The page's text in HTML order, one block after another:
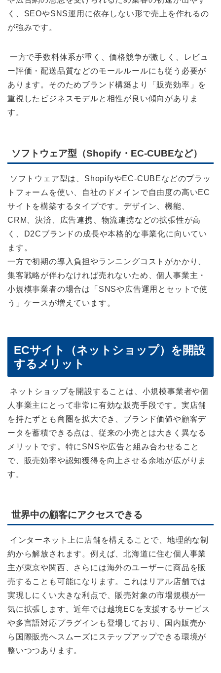
く、SEOやSNS運用に依存しない形で売上を作れるの
が強みです。
一方で手数料体系が重く、価格競争が激しく、レビュ
ー評価・配送品質などのモールルールにも従う必要が
あります。そのためブランド構築より「販売効率」を
重視したビジネスモデルと相性が良い傾向がありま
す。
ソフトウェア型（Shopify・EC-CUBEなど）
ソフトウェア型は、ShopifyやEC-CUBEなどのプラッ
トフォームを使い、自社のドメインで自由度の高いEC
サイトを構築するタイプです。デザイン、機能、
CRM、決済、広告連携、物流連携などの拡張性が高
く、D2Cブランドの成長や本格的な事業化に向いてい
ます。
一方で初期の導入負担やランニングコストがかかり、
集客戦略が伴わなければ売れないため、個人事業主・
小規模事業者の場合は「SNSや広告運用とセットで使
う」ケースが増えています。
ECサイト（ネットショップ）を開設
するメリット
ネットショップを開設することは、小規模事業者や個
人事業主にとって非常に有効な販売手段です。実店舗
を持たずとも商圏を拡大でき、ブランド価値や顧客デ
ータを蓄積できる点は、従来の小売とは大きく異なる
メリットです。特にSNSや広告と組み合わせること
で、販売効率や認知獲得を向上させる余地が広がりま
す。
世界中の顧客にアクセスできる
インターネット上に店舗を構えることで、地理的な制
約から解放されます。例えば、北海道に住む個人事業
主が東京や関西、さらには海外のユーザーに商品を販
売することも可能になります。これはリアル店舗では
実現しにくい大きな利点で、販売対象の市場規模が一
気に拡張します。近年では越境ECを支援するサービス
や多言語対応プラグインも登場しており、国内販売か
ら国際販売へスムーズにステップアップできる環境が
整いつつあります。